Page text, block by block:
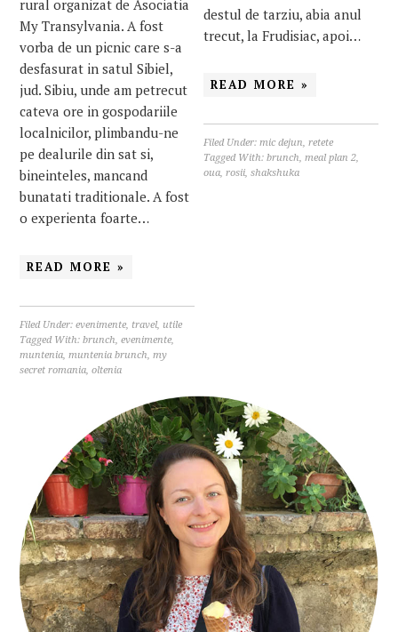
rural organizat de Asociatia
My Transylvania. A fost
vorba de un picnic care s-a
desfasurat in satul Sibiel,
jud. Sibiu, unde am petrecut
cateva ore in gospodariile
localnicilor, plimbandu-ne
pe dealurile din sat si,
bineinteles, mancand
bunatati traditionale. A fost
o experienta foarte…
READ MORE »
Filed Under:evenimente, travel, utile
Tagged With:brunch,evenimente,
muntenia,muntenia brunch,my
secret romania,oltenia
destul de tarziu, abia anul
trecut, la Frudisiac, apoi…
READ MORE »
Filed Under:mic dejun,retete
Tagged With:brunch,meal plan 2,
oua,rosii,shakshuka